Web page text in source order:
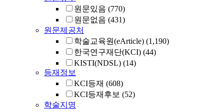
원문있음 (770)
원문없음 (431)
원문제공처
학술교육원(eArticle) (1,190)
한국연구재단(KCI) (44)
KISTI(NDSL) (14)
등재정보
KCI등재 (608)
KCI등재후보 (52)
학술지명